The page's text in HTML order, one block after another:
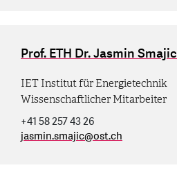
Prof. ETH Dr. Jasmin Smajic
IET Institut für Energietechnik
Wissenschaftlicher Mitarbeiter
+41 58 257 43 26
jasmin.smajic@ost.ch